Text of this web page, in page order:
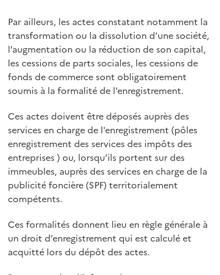
Par ailleurs, les actes constatant notamment la
transformation ou la dissolution d’une société,
l’augmentation ou la réduction de son capital,
les cessions de parts sociales, les cessions de
fonds de commerce sont obligatoirement
soumis à la formalité de l'enregistrement.
Ces actes doivent être déposés auprès des
services en charge de l'enregistrement (pôles
enregistrement des services des impôts des
entreprises ) ou, lorsqu’ils portent sur des
immeubles, auprès des services en charge de la
publicité foncière (SPF) territorialement
compétents.
Ces formalités donnent lieu en règle générale à
un droit d’enregistrement qui est calculé et
acquitté lors du dépôt des actes.